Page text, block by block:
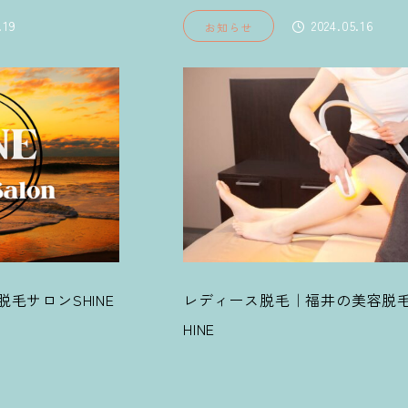
の美容脱毛サロンS
お知らせ
福井県にお住まいの方｜